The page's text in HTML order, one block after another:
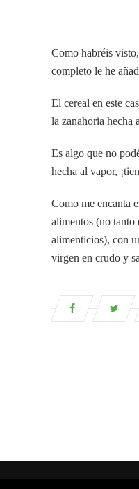
Como habréis
completo le he
El cereal en este
la zanahoria hecha
Es algo que no
hecha al vapor,
Como me encanta
alimentos (no tanto
alimenticios), con
virgen en crudo y